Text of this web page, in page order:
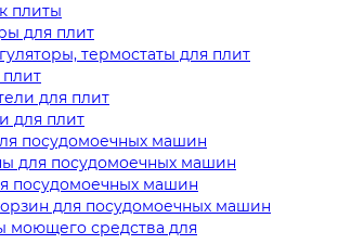
плиты
для плит
термостаты для плит
для плит
для плит
посудомоечных машин
для посудомоечных машин
посудомоечных машин
для посудомоечных машин
моющего средства для